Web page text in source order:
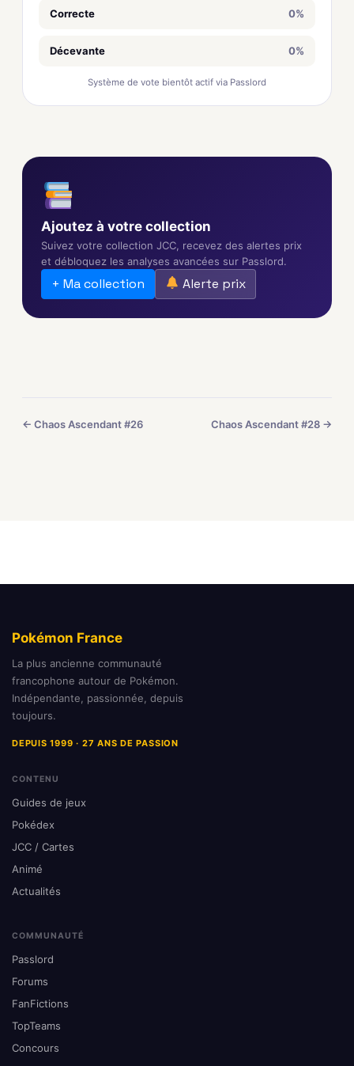
Correcte 0%
Décevante 0%
Système de vote bientôt actif via Passlord
Ajoutez à votre collection
Suivez votre collection JCC, recevez des alertes prix
et débloquez les analyses avancées sur Passlord.
+ Ma collection Alerte prix
← Chaos Ascendant #26 Chaos Ascendant #28 →
Pokémon France
La plus ancienne communauté
francophone autour de Pokémon.
Indépendante, passionnée, depuis
toujours.
DEPUIS 1999 · 27 ANS DE PASSION
CONTENU
Guides de jeux
Pokédex
JCC / Cartes
Animé
Actualités
COMMUNAUTÉ
Passlord
Forums
FanFictions
TopTeams
Concours